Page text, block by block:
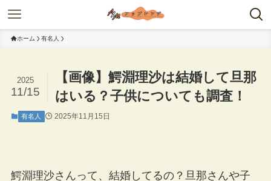
ホーム 有名人
【画像】鰐淵理沙は結婚して旦那
はいる？子供についても調査！
2025
11/15
有名人 2025年11月15日
鰐淵理沙さんって、結婚してるの？旦那さんや子